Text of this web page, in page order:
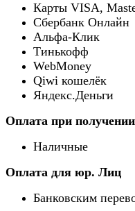
Карты VISA,
Сбербанк Онлайн
Альфа-Клик
Тинькофф
WebMoney
Qiwi кошелёк
Яндекс.Деньги
Оплата при
Наличные
Оплата для юр. Лиц
Банковским